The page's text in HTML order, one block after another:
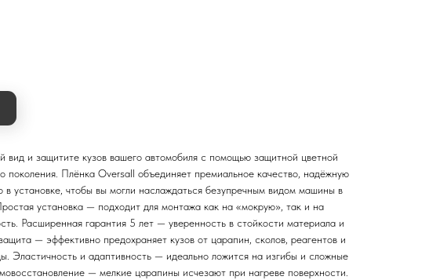
вид и защитите кузов вашего автомобиля с помощью защитной цветной
поколения. Плёнка Oversall объединяет премиальное качество, надёжную
в установке, чтобы вы могли наслаждаться безупречным видом машины в
установка — подходит для монтажа как на «мокрую», так и на
Расширенная гарантия 5 лет — уверенность в стойкости материала и
— эффективно предохраняет кузов от царапин, сколов, реагентов и
Эластичность и адаптивность — идеально ложится на изгибы и сложные
— мелкие царапины исчезают при нагреве поверхности.